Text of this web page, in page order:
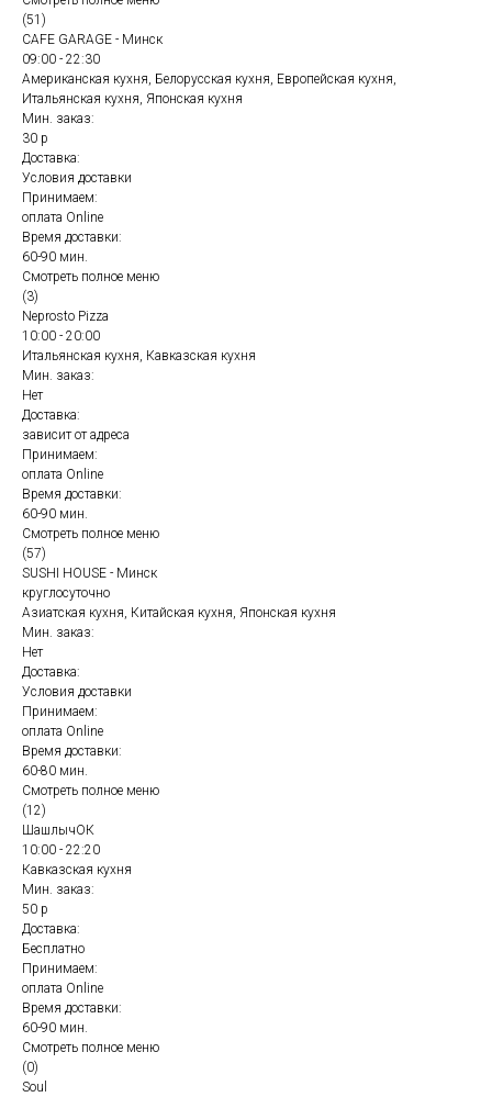
(51)
CAFE GARAGE - Минск
09:00 - 22:30
Американская кухня, Белорусская кухня, Европейская кухня,
Итальянская кухня, Японская кухня
Мин. заказ:
30 р
Доставка:
Условия доставки
Принимаем:
оплата Online
Время доставки:
60-90 мин.
Смотреть полное меню
(3)
Neprosto Pizza
10:00 - 20:00
Итальянская кухня, Кавказская кухня
Мин. заказ:
Нет
Доставка:
зависит от адреса
Принимаем:
оплата Online
Время доставки:
60-90 мин.
Смотреть полное меню
(57)
SUSHI HOUSE - Минск
круглосуточно
Азиатская кухня, Китайская кухня, Японская кухня
Мин. заказ:
Нет
Доставка:
Условия доставки
Принимаем:
оплата Online
Время доставки:
60-80 мин.
Смотреть полное меню
(12)
ШашлычОК
10:00 - 22:20
Кавказская кухня
Мин. заказ:
50 р
Доставка:
Бесплатно
Принимаем:
оплата Online
Время доставки:
60-90 мин.
Смотреть полное меню
(0)
Soul